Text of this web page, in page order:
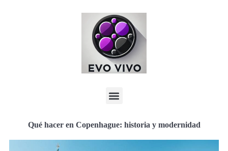
Qué hacer en Copenhague: historia y modernidad